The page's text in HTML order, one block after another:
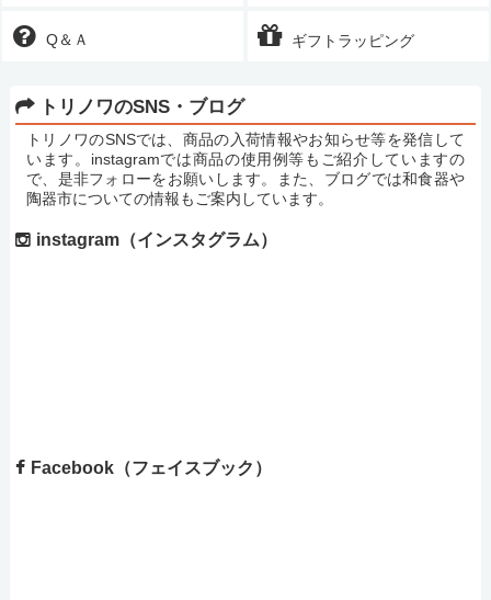
Q＆Ａ ギフトラッピング
トリノワのSNS・ブログ
トリノワのSNSでは、商品の入荷情報やお知らせ等を発信して
います。instagramでは商品の使用例等もご紹介していますの
で、是非フォローをお願いします。また、ブログでは和食器や
陶器市についての情報もご案内しています。
instagram（インスタグラム）
Facebook（フェイスブック）